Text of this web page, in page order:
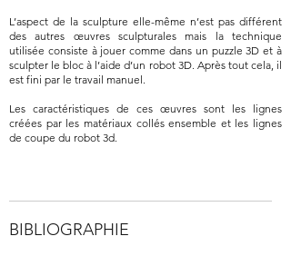
L’aspect de la sculpture elle-même n’est pas différent
des autres œuvres sculpturales mais la technique
utilisée consiste à jouer comme dans un puzzle 3D et à
sculpter le bloc à l’aide d’un robot 3D. Après tout cela, il
est fini par le travail manuel.
Les caractéristiques de ces œuvres sont les lignes
créées par les matériaux collés ensemble et les lignes
de coupe du robot 3d.
BIBLIOGRAPHIE